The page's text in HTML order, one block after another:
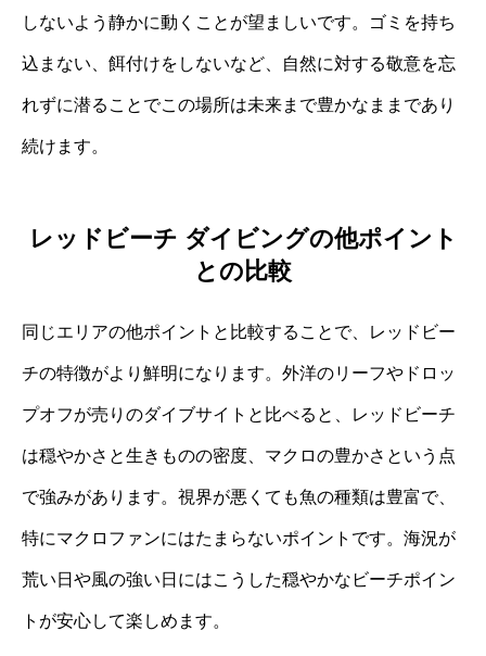
しないよう静かに動くことが望ましいです。ゴミを持ち
込まない、餌付けをしないなど、自然に対する敬意を忘
れずに潜ることでこの場所は未来まで豊かなままであり
続けます。
レッドビーチ ダイビングの他ポイント
との比較
同じエリアの他ポイントと比較することで、レッドビー
チの特徴がより鮮明になります。外洋のリーフやドロッ
プオフが売りのダイブサイトと比べると、レッドビーチ
は穏やかさと生きものの密度、マクロの豊かさという点
で強みがあります。視界が悪くても魚の種類は豊富で、
特にマクロファンにはたまらないポイントです。海況が
荒い日や風の強い日にはこうした穏やかなビーチポイン
トが安心して楽しめます。